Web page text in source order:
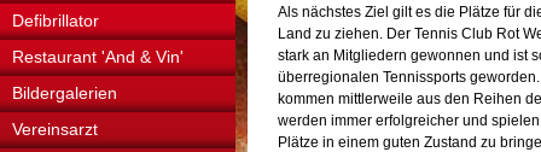
Defibrillator
Restaurant 'And & Vin'
Bildergalerien
Vereinsarzt
Als nächstes Ziel gilt es die Plätze für
Land zu ziehen. Der Tennis Club Rot
stark an Mitgliedern gewonnen und ist
überregionalen Tennissports
kommen mittlerweile aus den Reihen
werden immer erfolgreicher und
Plätze in einem guten Zustand zu